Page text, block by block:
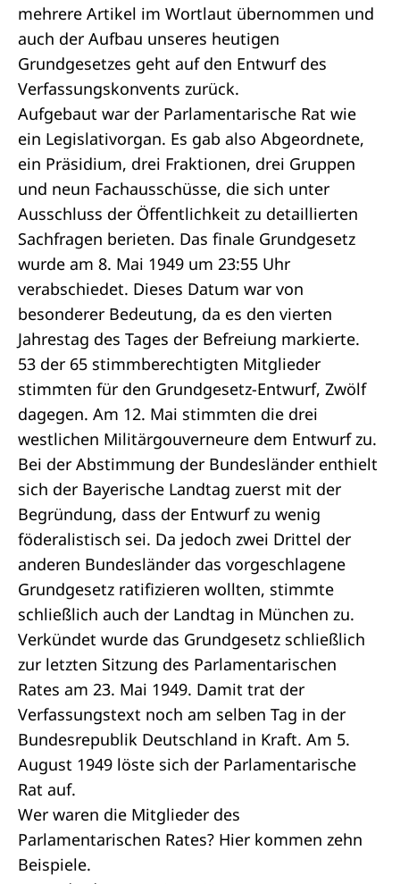
mehrere Artikel im Wortlaut übernommen und
auch der Aufbau unseres heutigen
Grundgesetzes geht auf den Entwurf des
Verfassungskonvents zurück.
Aufgebaut war der Parlamentarische Rat wie
ein Legislativorgan. Es gab also Abgeordnete,
ein Präsidium, drei Fraktionen, drei Gruppen
und neun Fachausschüsse, die sich unter
Ausschluss der Öffentlichkeit zu detaillierten
Sachfragen berieten. Das finale Grundgesetz
wurde am 8. Mai 1949 um 23:55 Uhr
verabschiedet. Dieses Datum war von
besonderer Bedeutung, da es den vierten
Jahrestag des Tages der Befreiung markierte.
53 der 65 stimmberechtigten Mitglieder
stimmten für den Grundgesetz-Entwurf, Zwölf
dagegen. Am 12. Mai stimmten die drei
westlichen Militärgouverneure dem Entwurf zu.
Bei der Abstimmung der Bundesländer enthielt
sich der Bayerische Landtag zuerst mit der
Begründung, dass der Entwurf zu wenig
föderalistisch sei. Da jedoch zwei Drittel der
anderen Bundesländer das vorgeschlagene
Grundgesetz ratifizieren wollten, stimmte
schließlich auch der Landtag in München zu.
Verkündet wurde das Grundgesetz schließlich
zur letzten Sitzung des Parlamentarischen
Rates am 23. Mai 1949. Damit trat der
Verfassungstext noch am selben Tag in der
Bundesrepublik Deutschland in Kraft. Am 5.
August 1949 löste sich der Parlamentarische
Rat auf.
Wer waren die Mitglieder des
Parlamentarischen Rates? Hier kommen zehn
Beispiele.